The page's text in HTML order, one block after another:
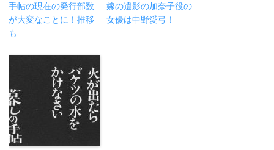
手帖の現在の発行部数
が大変なことに！推移
も
嫁の遺影の加奈子役の
女優は中野愛弓！